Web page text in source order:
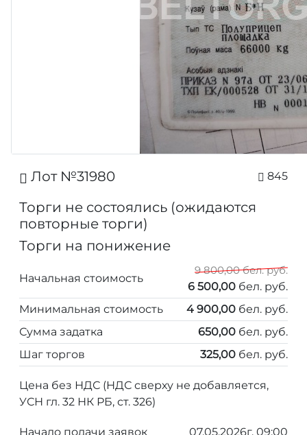
Лот №31980 845
Торги не состоялись (ожидаются
повторные торги)
Торги на понижение
Начальная стоимость
9 800,00 бел. руб.
6 500,00 бел. руб.
Минимальная стоимость
4 900,00 бел. руб.
Сумма задатка
650,00 бел. руб.
Шаг торгов
325,00 бел. руб.
Цена без НДС (НДС сверху не добавляется,
УСН гл. 32 НК РБ, ст. 326)
Начало подачи заявок
07.05.2026г. 09:00